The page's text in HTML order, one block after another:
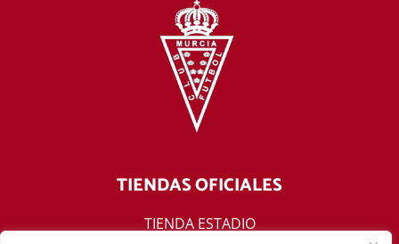
TIENDAS OFICIALES
TIENDA ESTADIO